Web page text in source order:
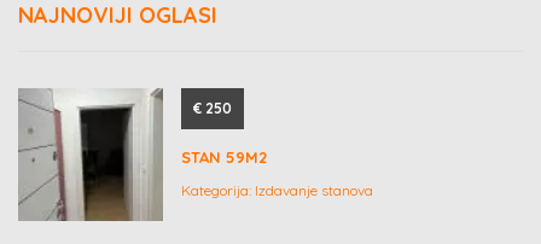
NAJNOVIJI OGLASI
€ 250
STAN 59M2
Kategorija: Izdavanje stanova